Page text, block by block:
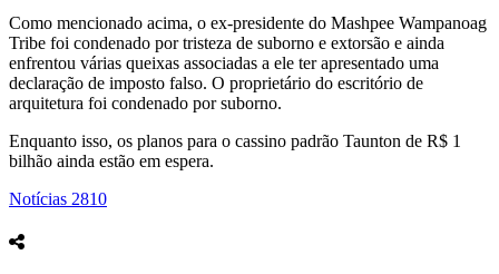
Como mencionado acima, o ex-presidente do Mashpee Wampanoag
Tribe foi condenado por tristeza de suborno e extorsão e ainda
enfrentou várias queixas associadas a ele ter apresentado uma
declaração de imposto falso. O proprietário do escritório de
arquitetura foi condenado por suborno.
Enquanto isso, os planos para o cassino padrão Taunton de R$ 1
bilhão ainda estão em espera.
Notícias 2810